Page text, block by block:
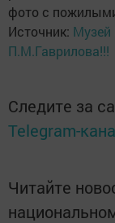
фото с
Источник: Музей
П.М.Гаврилова!!!
Следите за
Telegram-
Читайте